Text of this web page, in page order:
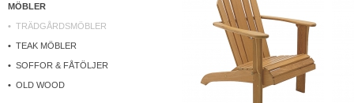
MÖBLER
TRÄDGÅRDSMÖBLER
TEAK MÖBLER
SOFFOR & FÅTÖLJER
OLD WOOD